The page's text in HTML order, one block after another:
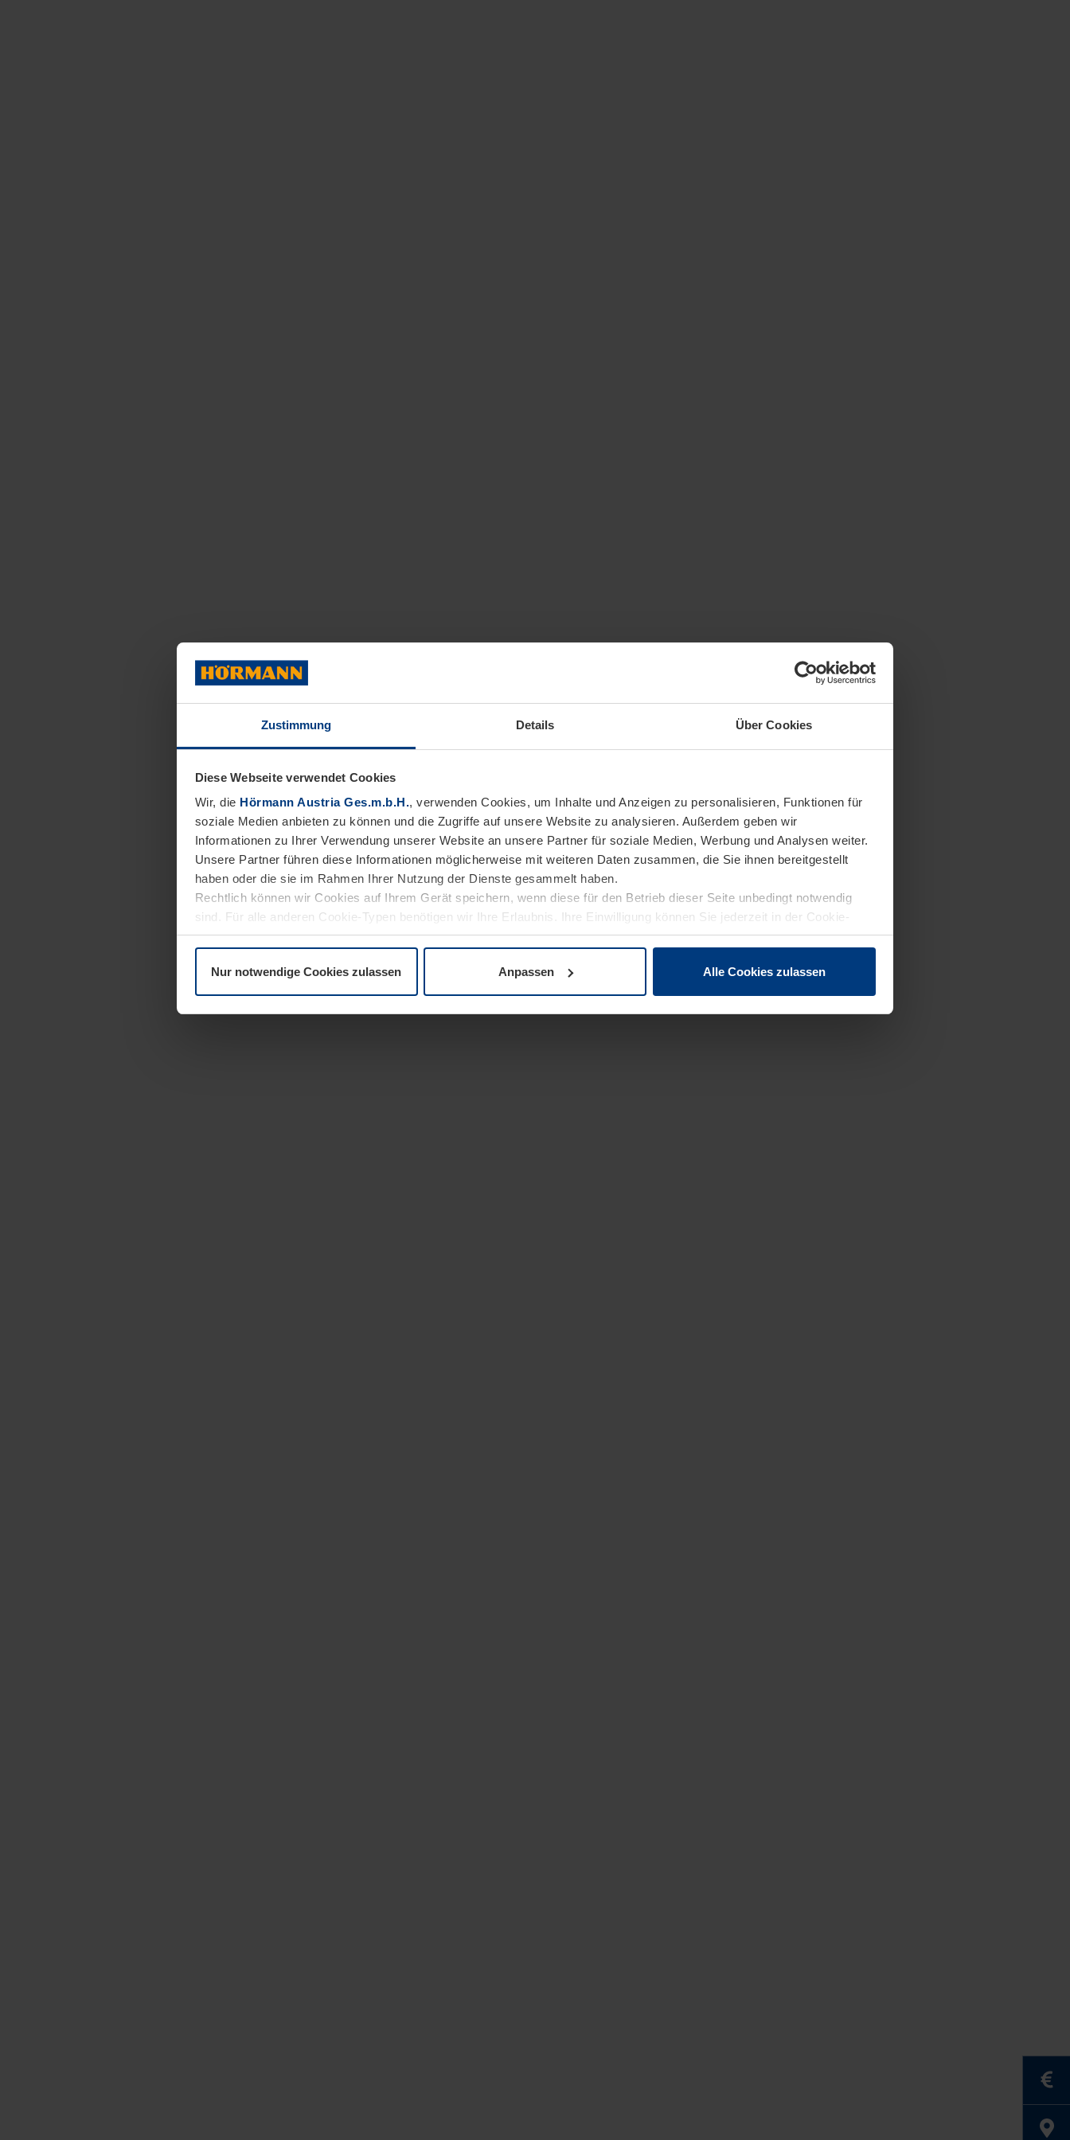
Zustimmung Details Über Cookies
Diese Webseite verwendet Cookies
Wir, die Hörmann Austria Ges.m.b.H., verwenden Cookies, um Inhalte und Anzeigen zu personalisieren, Funktionen für
soziale Medien anbieten zu können und die Zugriffe auf unsere Website zu analysieren. Außerdem geben wir
Informationen zu Ihrer Verwendung unserer Website an unsere Partner für soziale Medien, Werbung und Analysen weiter.
Unsere Partner führen diese Informationen möglicherweise mit weiteren Daten zusammen, die Sie ihnen bereitgestellt
haben oder die sie im Rahmen Ihrer Nutzung der Dienste gesammelt haben.
Rechtlich können wir Cookies auf Ihrem Gerät speichern, wenn diese für den Betrieb dieser Seite unbedingt notwendig
sind. Für alle anderen Cookie-Typen benötigen wir Ihre Erlaubnis. Ihre Einwilligung können Sie jederzeit in der Cookie-
Erläuterung auf der SeiteDatenschutzerklärungunserer Website ändern oder widerrufen.
Nur notwendige Cookies zulassen Anpassen Alle Cookies zulassen